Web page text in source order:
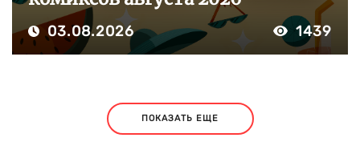
03.08.2026 1439
ПОКАЗАТЬ ЕЩЕ